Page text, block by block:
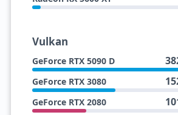
Vulkan
GeForce RTX 5090 D
GeForce RTX 3080
GeForce RTX 2080